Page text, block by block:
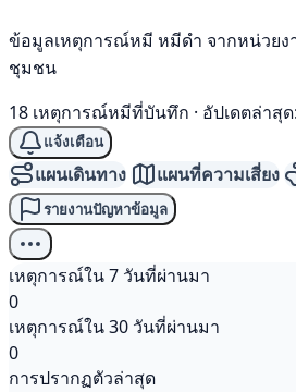
ข้อมูลเหตุการณ์หมี หมีดำ จากหน่วยง
ชุมชน
18 เหตุการณ์หมีที่บันทึก · อัปเดตล่าสุ
แจ้งเตือน
แผนเดินทาง แผนที่ความเสี่ยง
รายงานปัญหาข้อมูล
เหตุการณ์ใน 7 วันที่ผ่านมา
0
เหตุการณ์ใน 30 วันที่ผ่านมา
0
การปรากฏตัวล่าสุด